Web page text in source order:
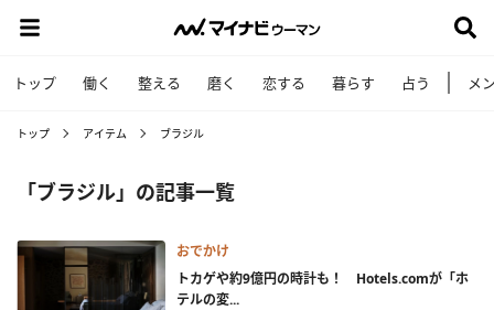
トップ 働く 整える 磨く 恋する 暮らす 占う メ
トップ アイテム ブラジル
「ブラジル」の記事一覧
おでかけ
トカゲや約9億円の時計も！ Hotels.comが「ホ
テルの変...